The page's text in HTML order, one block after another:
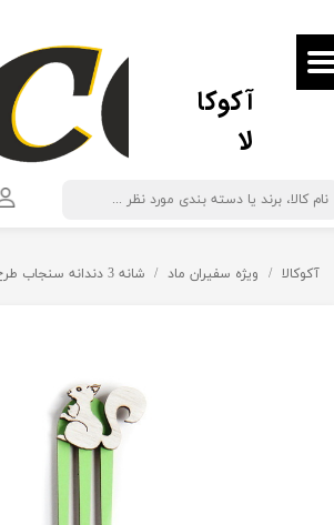
آکوکا
لا
حساب کاربری من
تغییر گذر واژه
خروج از حساب کاربری
آکوکالا ویژه سفیران ماد شانه 3 دندانه سنجاب طرح CB5